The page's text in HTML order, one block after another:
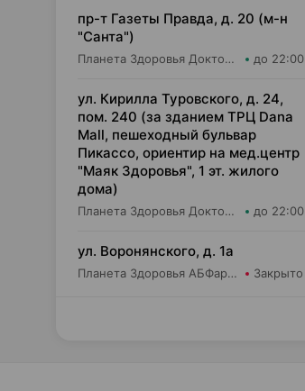
пр-т Газеты Правда, д. 20 (м-н
"Санта")
Планета Здоровья Доктор Таир ООО Аптека №11 до 22:00
ул. Кирилла Туровского, д. 24,
пом. 240 (за зданием ТРЦ Dana
Mall, пешеходный бульвар
Пикассо, ориентир на мед.центр
"Маяк Здоровья", 1 эт. жилого
дома)
Планета Здоровья Доктор Таир ООО Аптека №31 до 22:00
ул. Воронянского, д. 1а
Планета Здоровья АБФармация ИООО Аптека №15 Закрыто